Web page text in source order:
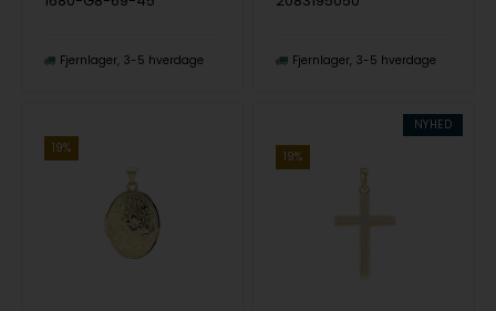
Fjernlager 3-5 hverdage Fjernlager 3-5 hverdage
19%
NYHED
19%